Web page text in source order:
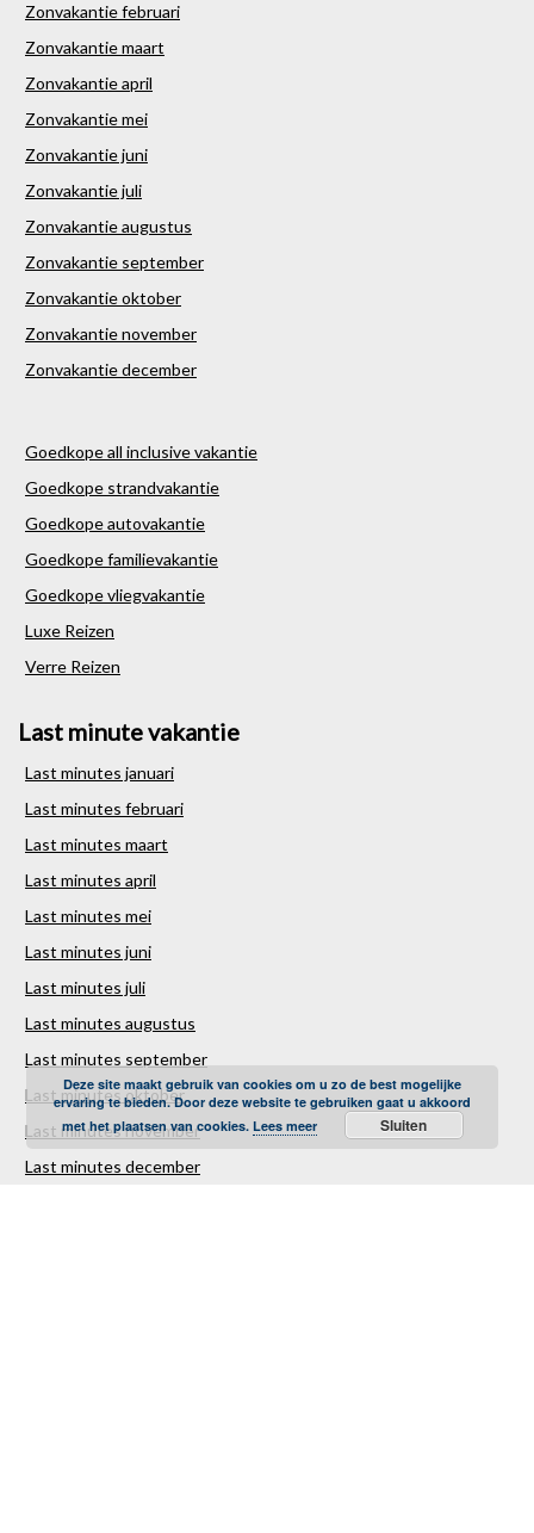
Zonvakantie februari
Zonvakantie maart
Zonvakantie april
Zonvakantie mei
Zonvakantie juni
Zonvakantie juli
Zonvakantie augustus
Zonvakantie september
Zonvakantie oktober
Zonvakantie november
Zonvakantie december
Goedkope all inclusive vakantie
Goedkope strandvakantie
Goedkope autovakantie
Goedkope familievakantie
Goedkope vliegvakantie
Luxe Reizen
Verre Reizen
Last minute vakantie
Last minutes januari
Last minutes februari
Last minutes maart
Last minutes april
Last minutes mei
Last minutes juni
Last minutes juli
Last minutes augustus
Last minutes september
Last minutes oktober
Last minutes november
Last minutes december
Deze site maakt gebruik van cookies om u zo de best mogelijke
ervaring te bieden. Door deze website te gebruiken gaat u akkoord
met het plaatsen van cookies. Lees meer Sluiten